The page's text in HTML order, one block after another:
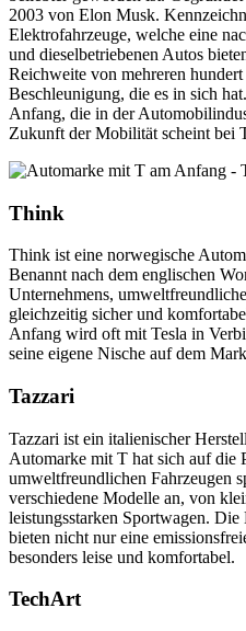
2003 von Elon Musk.
Elektrofahrzeuge, welche eine
und dieselbetriebenen Autos
Reichweite von mehreren
Beschleunigung, die es in sich
Anfang, die in der
Zukunft der Mobilität scheint bei
Think
Think ist eine norwegische
Benannt nach dem englischen
Unternehmens,
gleichzeitig sicher und
Anfang wird oft mit Tesla in
seine eigene Nische auf dem
Tazzari
Tazzari ist ein italienischer
Automarke mit T hat sich auf die
umweltfreundlichen Fahrzeugen
verschiedene Modelle an, von
leistungsstarken Sportwagen.
bieten nicht nur eine
besonders leise und komfortabel.
TechArt